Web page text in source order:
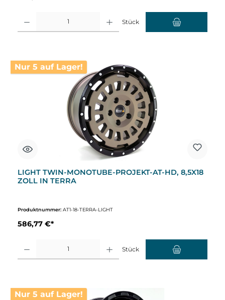
Stück
Nur 5 auf Lager!
LIGHT TWIN-MONOTUBE-PROJEKT-AT-HD, 8,5X18
ZOLL IN TERRA
Produktnummer: AT1-18-TERRA-LIGHT
586,77 €*
Stück
Nur 5 auf Lager!